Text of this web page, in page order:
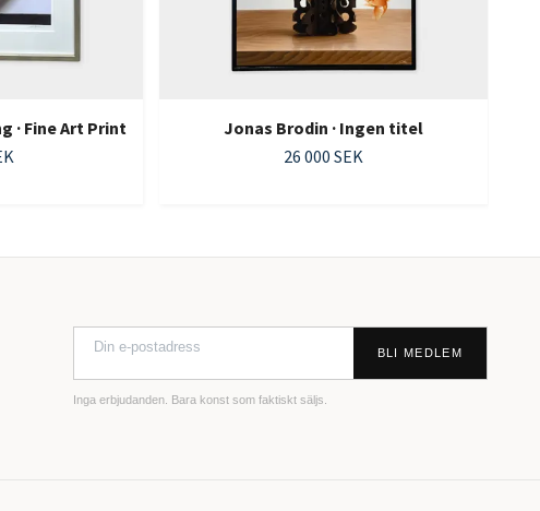
· Fine Art Print
Jonas Brodin · Ingen titel
26 000 SEK
BLI MEDLEM
Inga erbjudanden. Bara konst som faktiskt säljs.